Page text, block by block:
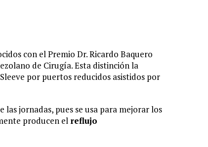
con el Premio Dr. Ricardo Baquero
de Cirugía. Esta distinción la
por puertos reducidos asistidos por
las jornadas, pues se usa para mejorar los
producen el reflujo